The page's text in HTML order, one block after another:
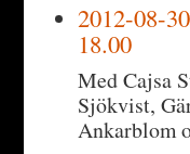
2012-08-
18.00
Med Cajsa
Sjökvist,
Ankarblom